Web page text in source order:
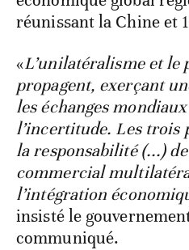
réunissant la Chine et
«L’unilatéralisme et le
propagent, exerçant
les échanges
l’incertitude. Les trois
la responsabilité (...)
commercial
l’intégration
insisté le
communiqué.